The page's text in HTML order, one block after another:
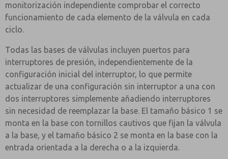
monitorización independiente comprobar el correcto
funcionamiento de cada elemento de la válvula en cada
ciclo.
Todas las bases de válvulas incluyen puertos para
interruptores de presión, independientemente de la
configuración inicial del interruptor, lo que permite
actualizar de una configuración sin interruptor a una con
dos interruptores simplemente añadiendo interruptores
sin necesidad de reemplazar la base. El tamaño básico 1 se
monta en la base con tornillos cautivos que fijan la válvula
a la base, y el tamaño básico 2 se monta en la base con la
entrada orientada a la derecha o a la izquierda.